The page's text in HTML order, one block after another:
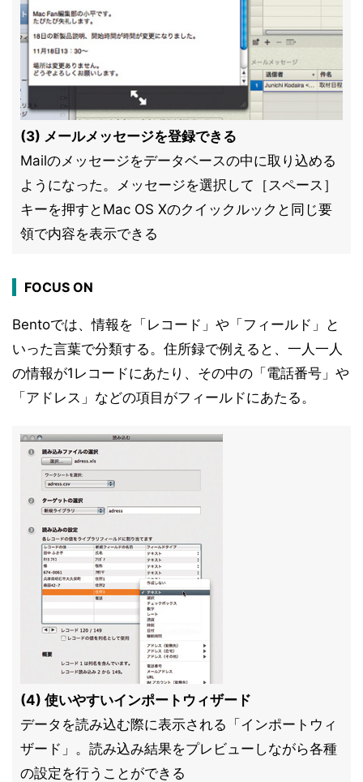
(3) メールメッセージを登録できる
Mailのメッセージをデータベースの中に取り込める
ようになった。メッセージを選択して［スペース］
キーを押すとMac OS Xのクイックルックと同じ要
領で内容を表示できる
FOCUS ON
Bentoでは、情報を「レコード」や「フィールド」と
いった言葉で分類する。住所録で例えると、一人一人
の情報が1レコードにあたり、その中の「電話番号」や
「アドレス」などの項目がフィールドにあたる。
(4) 使いやすいインポートウィザード
データを読み込む際に表示される「インポートウィ
ザード」。読み込み結果をプレビューしながら各種
の設定を行うことができる